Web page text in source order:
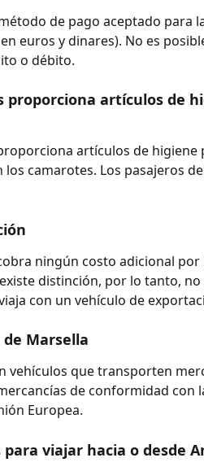
de pago aceptado para
euros y dinares). No es
o débito.
proporciona artículos de
artículos de higiene
camarotes. Los pasajeros
ningún costo adicional por
distinción, por lo tanto,
con un vehículo de
Marsella
vehículos que transporten
de conformidad con
Europea.
viajar hacia o desde